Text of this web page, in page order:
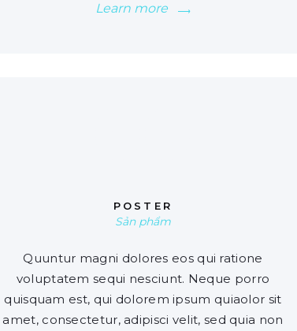
Learn more
POSTER
Sản phẩm
Quuntur magni dolores eos qui ratione
voluptatem sequi nesciunt. Neque porro
quisquam est, qui dolorem ipsum quiaolor sit
amet, consectetur, adipisci velit, sed quia non